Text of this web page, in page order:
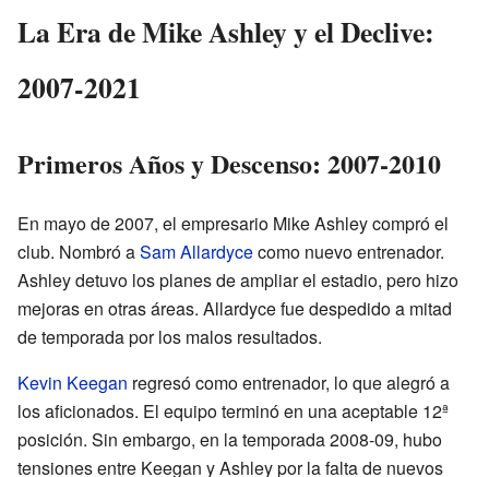
La Era de Mike Ashley y el Declive:
2007-2021
Primeros Años y Descenso: 2007-2010
En mayo de 2007, el empresario Mike Ashley compró el
club. Nombró aSam Allardycecomo nuevo entrenador.
Ashley detuvo los planes de ampliar el estadio, pero hizo
mejoras en otras áreas. Allardyce fue despedido a mitad
de temporada por los malos resultados.
Kevin Keegan regresó como entrenador, lo que alegró a
los aficionados. El equipo terminó en una aceptable 12ª
posición. Sin embargo, en la temporada 2008-09, hubo
tensiones entre Keegan y Ashley por la falta de nuevos